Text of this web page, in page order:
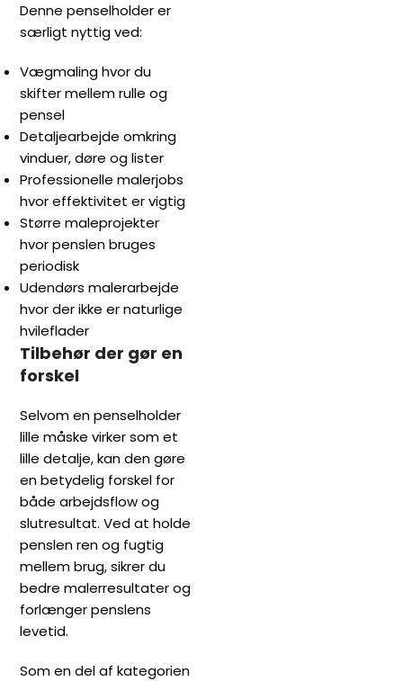
Denne penselholder er
særligt nyttig ved:
Vægmaling hvor du
skifter mellem rulle og
pensel
Detaljearbejde omkring
vinduer, døre og lister
Professionelle malerjobs
hvor effektivitet er vigtig
Større maleprojekter
hvor penslen bruges
periodisk
Udendørs malerarbejde
hvor der ikke er naturlige
hvileflader
Tilbehør der gør en
forskel
Selvom en penselholder
lille måske virker som et
lille detalje, kan den gøre
en betydelig forskel for
både arbejdsflow og
slutresultat. Ved at holde
penslen ren og fugtig
mellem brug, sikrer du
bedre malerresultater og
forlænger penslens
levetid.
Som en del af kategorien